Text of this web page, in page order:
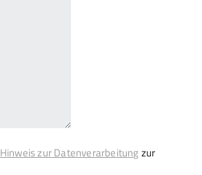
Hinweis zur Datenverarbeitung zur